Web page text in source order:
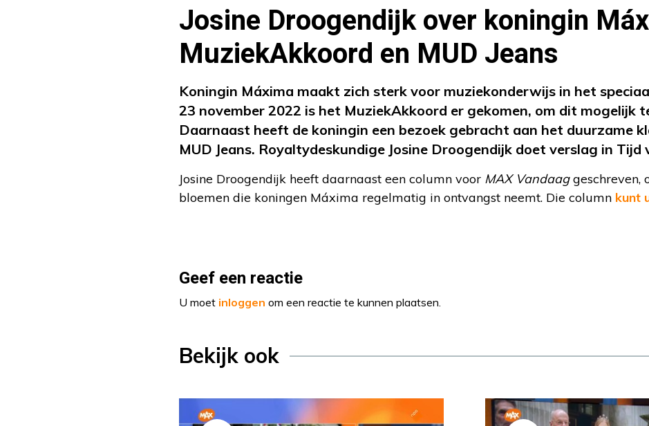
Josine Droogendijk over koningin
MuziekAkkoord en MUD Jeans
Koningin Máxima maakt zich sterk voor muziekonderwijs in het
23 november 2022 is het MuziekAkkoord er gekomen, om dit mogelijk
Daarnaast heeft de koningin een bezoek gebracht aan het duurzame
MUD Jeans. Royaltydeskundige Josine Droogendijk doet verslag in Tijd
Josine Droogendijk heeft daarnaast een column voor MAX Vandaaggeschreven,
bloemen die koningen Máxima regelmatig in ontvangst neemt. Die column kunt
Geef een reactie
U moet inloggen om een reactie te kunnen plaatsen.
Bekijk ook